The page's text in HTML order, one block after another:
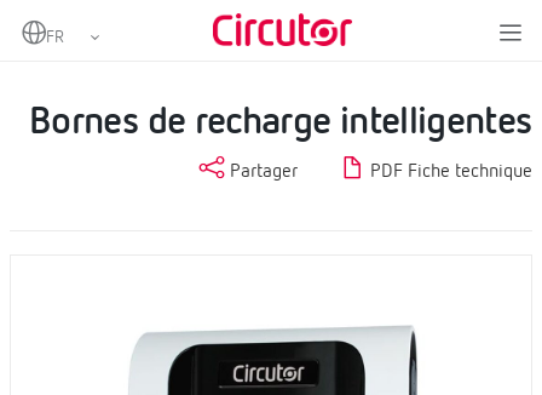
Home
Bornes de recharge murales
Bornes de recharge intelligentes
Partager PDF Fiche technique